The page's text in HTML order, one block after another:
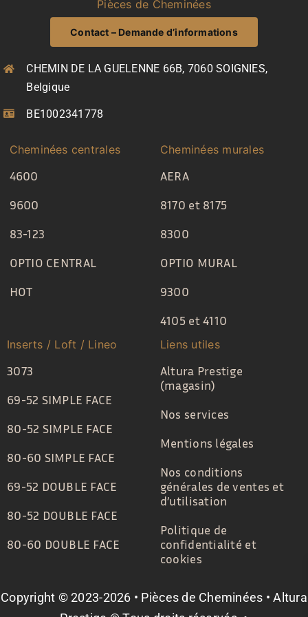
Pièces de Cheminées
Contact – Demande d’informations
CHEMIN DE LA GUELENNE 66B, 7060 SOIGNIES,
Belgique
BE1002341778
Cheminées centrales
4600
9600
83-123
OPTIO CENTRAL
HOT
Cheminées murales
AERA
8170 et 8175
8300
OPTIO MURAL
9300
4105 et 4110
Inserts / Loft / Lineo
3073
69-52 SIMPLE FACE
80-52 SIMPLE FACE
80-60 SIMPLE FACE
69-52 DOUBLE FACE
80-52 DOUBLE FACE
80-60 DOUBLE FACE
Liens utiles
Altura Prestige
(magasin)
Nos services
Mentions légales
Nos conditions
générales de ventes et
d’utilisation
Politique de
confidentialité et
cookies
Copyright © 2023-2026 • Pièces de Cheminées • Altura